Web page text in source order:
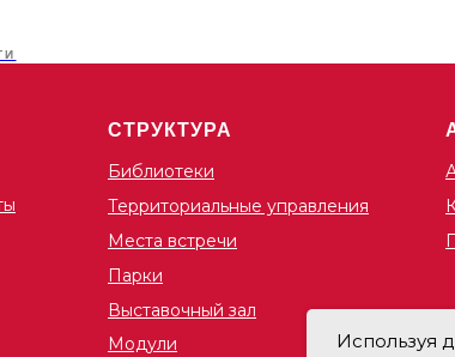
Используя
СТРУКТУРА
Библиотеки
Территориальные управления
Места встречи
Парки
Выставочный зал
Модули